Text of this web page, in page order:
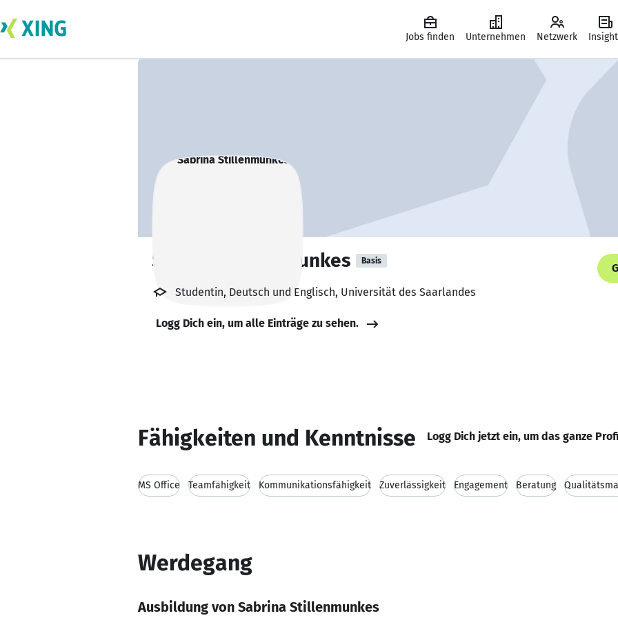
Jobs finden Unternehmen Netzwerk
Sabrina Stillenmunkes Basis
Studentin, Deutsch und Englisch, Universität des Saarlandes
Logg Dich ein, um alle Einträge zu sehen.
Fähigkeiten und Kenntnisse Logg Dich jetzt ein, um das ganze
MS Office Teamfähigkeit Kommunikationsfähigkeit Zuverlässigkeit Engagement Beratung
Werdegang
Ausbildung von Sabrina Stillenmunkes